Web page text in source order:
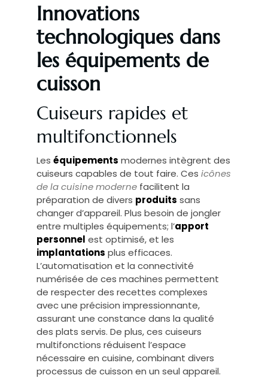
Innovations
technologiques dans
les équipements de
cuisson
Cuiseurs rapides et
multifonctionnels
Les équipements modernes intègrent des
cuiseurs capables de tout faire. Ces icônes
de la cuisine modernefacilitent la
préparation de divers produits sans
changer d’appareil. Plus besoin de jongler
entre multiples équipements; l’apport
personnel est optimisé, et les
implantations plus efficaces.
L’automatisation et la connectivité
numérisée de ces machines permettent
de respecter des recettes complexes
avec une précision impressionnante,
assurant une constance dans la qualité
des plats servis. De plus, ces cuiseurs
multifonctions réduisent l’espace
nécessaire en cuisine, combinant divers
processus de cuisson en un seul appareil.